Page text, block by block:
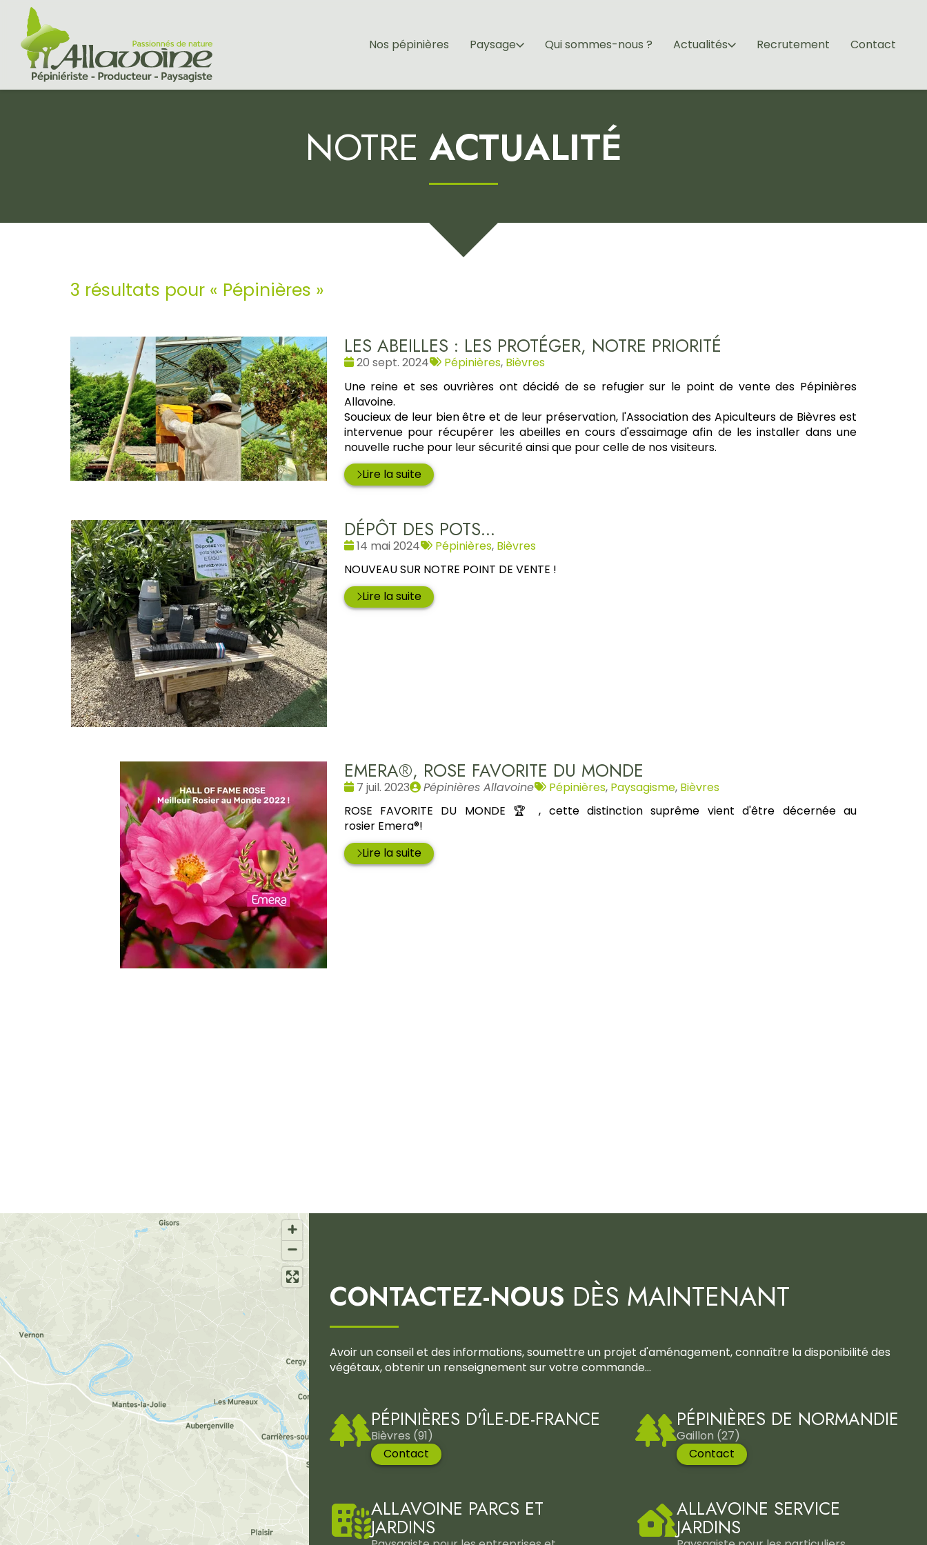
Nos pépinières Paysage Qui sommes-nous ? Actualités Recrutement Contact
NOTRE ACTUALITÉ
3 résultats pour « Pépinières »
LES ABEILLES : LES PROTÉGER, NOTRE PRIORITÉ
Date
20 sept. 2024
Tags
Pépinières, Bièvres
Une reine et ses ouvrières ont décidé de se refugier sur le point de vente des Pépinières
Allavoine.
Soucieux de leur bien être et de leur préservation, l'Association des Apiculteurs de Bièvres est
intervenue pour récupérer les abeilles en cours d'essaimage afin de les installer dans une
nouvelle ruche pour leur sécurité ainsi que pour celle de nos visiteurs.
Lire la suite
DÉPÔT DES POTS...
Date
14 mai 2024
Tags
Pépinières, Bièvres
NOUVEAU SUR NOTRE POINT DE VENTE !
Lire la suite
EMERA®, ROSE FAVORITE DU MONDE
Date
7 juil. 2023
Publié
Pépinières Allavoine
Tags
Pépinières, Paysagisme, Bièvres
ROSE FAVORITE DU MONDE 🏆 , cette distinction suprême vient d'être décernée au
rosier Emera®!
Lire la suite
CONTACTEZ-NOUS DÈS MAINTENANT
Avoir un conseil et des informations, soumettre un projet d'aménagement, connaître la disponibilité des
végétaux, obtenir un renseignement sur votre commande...
PÉPINIÈRES D'ÎLE-DE-FRANCE
Bièvres (91)
Contact
PÉPINIÈRES DE NORMANDIE
Gaillon (27)
Contact
ALLAVOINE PARCS ET
JARDINS
ALLAVOINE SERVICE
JARDINS